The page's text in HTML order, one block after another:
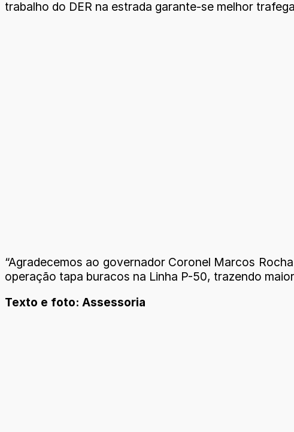
trabalho do DER na estrada garante-se melhor
“Agradecemos ao governador Coronel Marcos
operação tapa buracos na Linha P-50, trazendo
Texto e foto: Assessoria